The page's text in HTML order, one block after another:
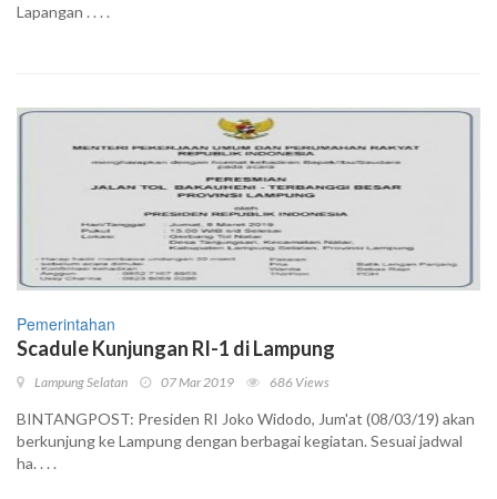
Lapangan . . . .
Pemerintahan
Scadule Kunjungan RI-1 di Lampung
Lampung Selatan 07 Mar 2019 686 Views
BINTANGPOST: Presiden RI Joko Widodo, Jum'at (08/03/19) akan
berkunjung ke Lampung dengan berbagai kegiatan. Sesuai jadwal
ha. . . .